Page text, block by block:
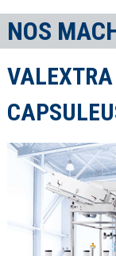
NOS